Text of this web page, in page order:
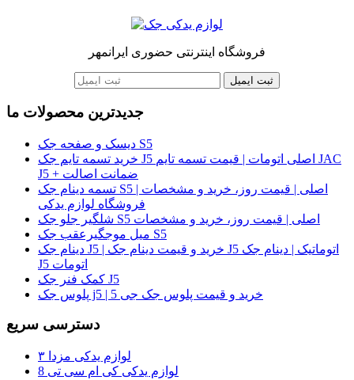
فروشگاه اینترنتی حضوری ایرانمهر
ثبت ایمیل
جدیدترین محصولات ما
دیسک و صفحه جک S5
خرید تسمه تایم جک J5 اصلی اتومات | قیمت تسمه تایم JAC
J5 + ضمانت اصالت
تسمه دینام جک S5 اصلی | قیمت روز، خرید و مشخصات |
فروشگاه لوازم یدکی
شلگیر جلو جک S5 اصلی | قیمت روز، خرید و مشخصات
میل موجگیرعقب جک S5
دینام جک J5 | خرید و قیمت دینام جک J5 اتوماتیک | دینام جک
J5 اتومات
کمک فنر جک J5
پلوس جک j5 | خرید و قیمت پلوس جک جی 5
دسترسی سریع
لوازم یدکی مزدا ۳
لوازم یدکی کی ام سی تی 8